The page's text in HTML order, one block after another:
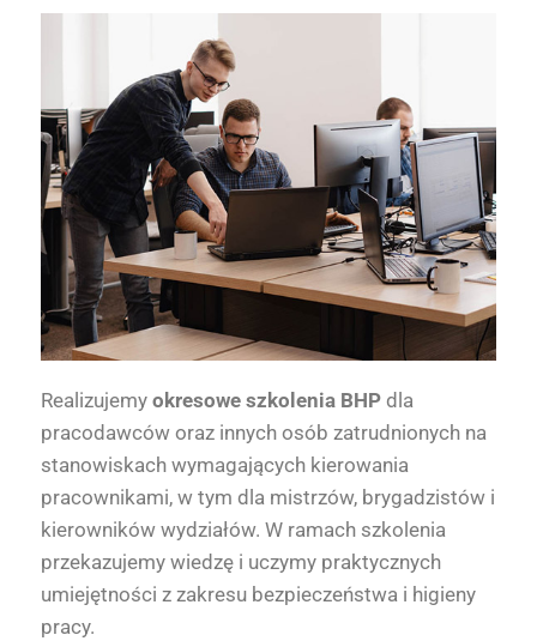
Realizujemy okresowe szkolenia BHP dla
pracodawców oraz innych osób zatrudnionych na
stanowiskach wymagających kierowania
pracownikami, w tym dla mistrzów, brygadzistów i
kierowników wydziałów. W ramach szkolenia
przekazujemy wiedzę i uczymy praktycznych
umiejętności z zakresu bezpieczeństwa i higieny
pracy.